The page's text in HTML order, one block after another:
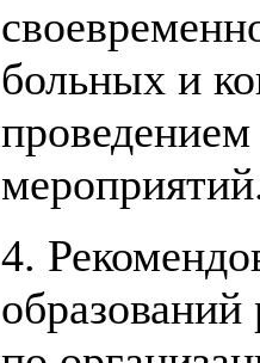
больных и
4.